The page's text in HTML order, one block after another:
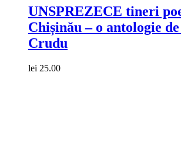
UNSPREZECE tineri
Chișinău – o antologie
Crudu
lei 25.00